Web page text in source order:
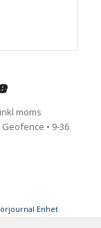
moms
• 9-36
Enhet